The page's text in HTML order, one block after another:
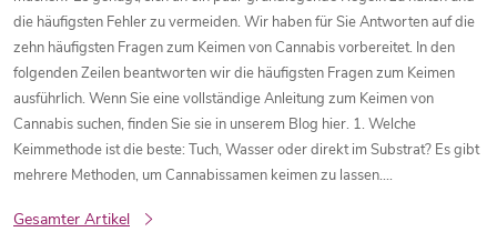
die häufigsten Fehler zu vermeiden. Wir haben für Sie Antworten auf die
zehn häufigsten Fragen zum Keimen von Cannabis vorbereitet. In den
folgenden Zeilen beantworten wir die häufigsten Fragen zum Keimen
ausführlich. Wenn Sie eine vollständige Anleitung zum Keimen von
Cannabis suchen, finden Sie sie in unserem Blog hier. 1. Welche
Keimmethode ist die beste: Tuch, Wasser oder direkt im Substrat? Es gibt
mehrere Methoden, um Cannabissamen keimen zu lassen....
Gesamter Artikel